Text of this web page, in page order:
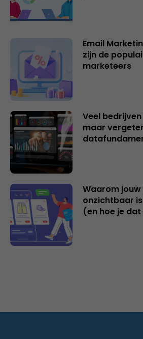
Email
zijn de
marketeers
Veel
maar
Waarom
onzichtbaar
(en hoe je